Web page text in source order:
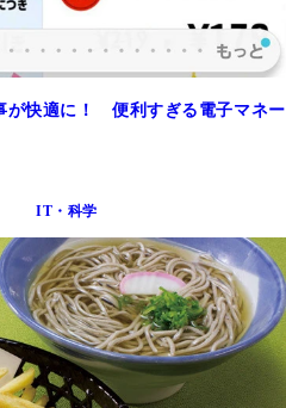
が快適に！ 便利すぎる電子マネー
IT・科学